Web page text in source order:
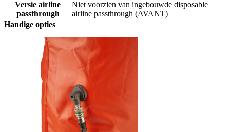
Versie airline
passthrough
Niet voorzien van ingebouwde disposable
airline passthrough (AVANT)
Handige opties